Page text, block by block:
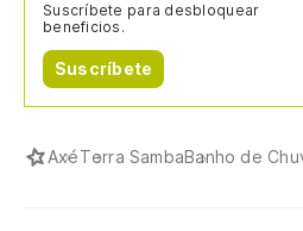
Suscríbete para desbloquear
beneficios.
Suscríbete
AxéTerra SambaBanho de